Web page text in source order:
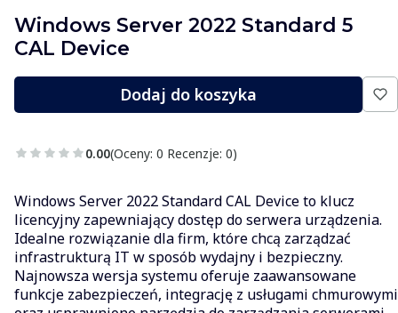
Windows Server 2022 Standard 5
CAL Device
Dodaj do koszyka
0.00(Oceny: 0 Recenzje: 0)
Windows Server 2022 Standard CAL Device to klucz
licencyjny zapewniający dostęp do serwera urządzenia.
Idealne rozwiązanie dla firm, które chcą zarządzać
infrastrukturą IT w sposób wydajny i bezpieczny.
Najnowsza wersja systemu oferuje zaawansowane
funkcje zabezpieczeń, integrację z usługami chmurowymi